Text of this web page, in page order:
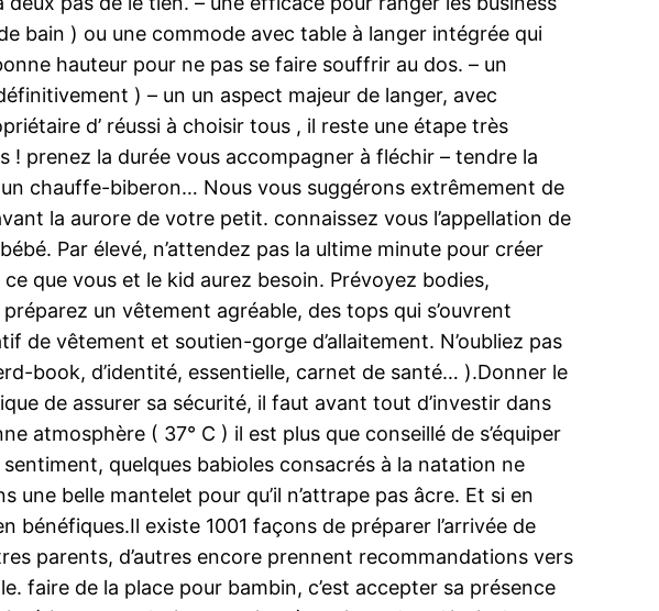
bain ) ou une commode avec table à langer intégrée qui
hauteur pour ne pas se faire souffrir au dos. – un
) – un un aspect majeur de langer, avec
d’ réussi à choisir tous , il reste une étape très
prenez la durée vous accompagner à fléchir – tendre la
chauffe-biberon… Nous vous suggérons extrêmement de
la aurore de votre petit. connaissez vous l’appellation de
Par élevé, n’attendez pas la ultime minute pour créer
que vous et le kid aurez besoin. Prévoyez bodies,
un vêtement agréable, des tops qui s’ouvrent
de vêtement et soutien-gorge d’allaitement. N’oubliez pas
book, d’identité, essentielle, carnet de santé… ).Donner le
de assurer sa sécurité, il faut avant tout d’investir dans
atmosphère ( 37° C ) il est plus que conseillé de s’équiper
quelques babioles consacrés à la natation ne
belle mantelet pour qu’il n’attrape pas âcre. Et si en
existe 1001 façons de préparer l’arrivée de
parents, d’autres encore prennent recommandations vers
faire de la place pour bambin, c’est accepter sa présence